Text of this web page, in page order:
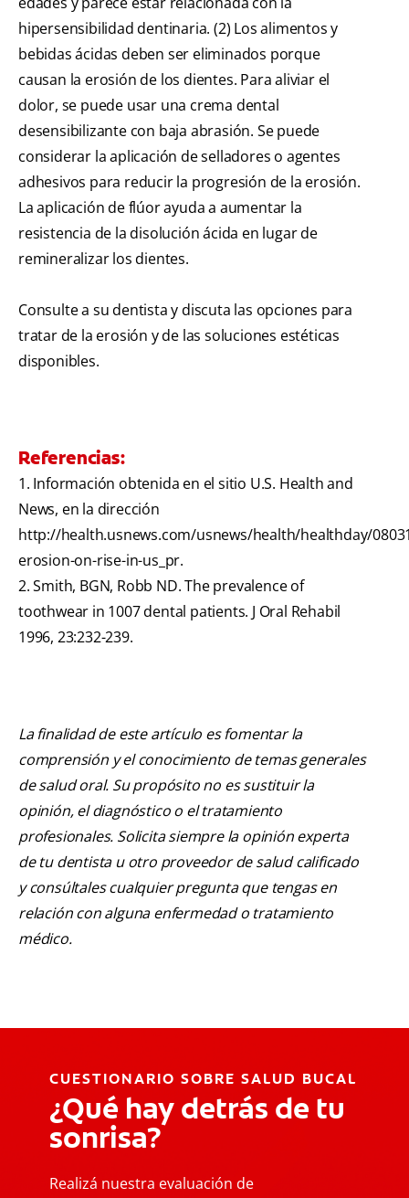
hipersensibilidad dentinaria. (2) Los alimentos y
bebidas ácidas deben ser eliminados porque
causan la erosión de los dientes. Para aliviar el
dolor, se puede usar una crema dental
desensibilizante con baja abrasión. Se puede
considerar la aplicación de selladores o agentes
adhesivos para reducir la progresión de la erosión.
La aplicación de flúor ayuda a aumentar la
resistencia de la disolución ácida en lugar de
remineralizar los dientes.
Consulte a su dentista y discuta las opciones para
tratar de la erosión y de las soluciones estéticas
disponibles.
Referencias:
1. Información obtenida en el sitio U.S. Health and
News, en la dirección
http://health.usnews.com/usnews/health/healthday/
erosion-on-rise-in-us_pr.
2. Smith, BGN, Robb ND. The prevalence of
toothwear in 1007 dental patients. J Oral Rehabil
1996, 23:232-239.
La finalidad de este artículo es fomentar la
comprensión y el conocimiento de temas generales
de salud oral. Su propósito no es sustituir la
opinión, el diagnóstico o el tratamiento
profesionales. Solicita siempre la opinión experta
de tu dentista u otro proveedor de salud calificado
y consúltales cualquier pregunta que tengas en
relación con alguna enfermedad o tratamiento
médico.
CUESTIONARIO SOBRE SALUD BUCAL
¿Qué hay detrás de tu
sonrisa?
Realizá nuestra evaluación de